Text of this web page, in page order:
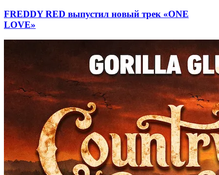
FREDDY RED выпустил новый трек «ONE
LOVE»